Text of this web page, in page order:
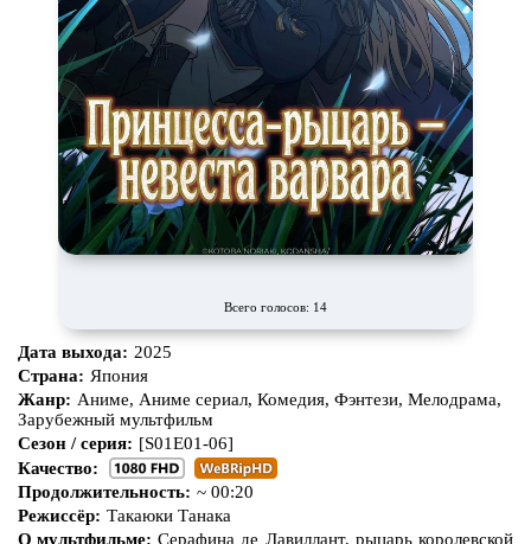
Всего голосов: 14
Дата выхода: 2025
Страна: Япония
Жанр: Аниме, Аниме сериал, Комедия, Фэнтези, Мелодрама,
Зарубежный мультфильм
Сезон / серия: [S01E01-06]
Качество:
Продолжительность: ~ 00:20
Режиссёр: Такаюки Танака
О мультфильме: Серафина де Лавиллант, рыцарь королевской